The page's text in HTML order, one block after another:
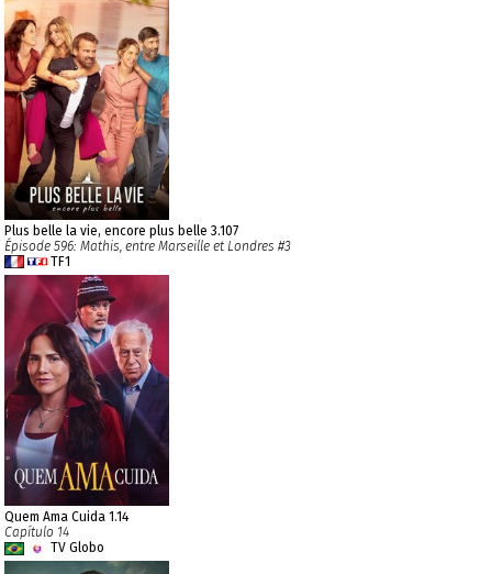
Plus belle la vie, encore plus belle 3.107
Épisode 596: Mathis, entre Marseille et Londres #3
TF1
Quem Ama Cuida 1.14
Capítulo 14
TV Globo